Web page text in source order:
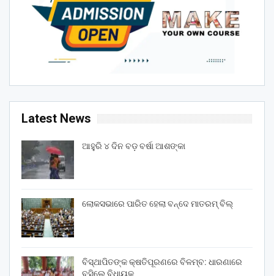
Latest News
ଆହୁରି ୪ ଦିନ ବଡ଼ ବର୍ଷା ଆଶଙ୍କା
ଲୋକସଭାରେ ପାରିତ ହେଲା ବନ୍ଦେ ମାତରମ୍‌ ବିଲ୍‌
ବିସ୍ଥାପିତଙ୍କ କ୍ଷତିପୂରଣରେ ବିଳମ୍ବ: ଧାରଣାରେ
ବସିଲେ ବିଧାୟକ